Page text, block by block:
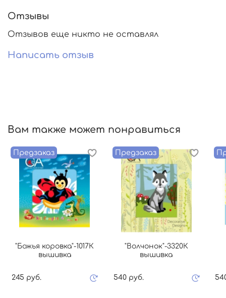
Отзывы
Отзывов еще никто не оставлял
Написать отзыв
Вам также может понравиться
Предзаказ
"Божья коровка"-1017К
вышивка
245 руб.
Предзаказ
"Волчонок"-3320К
вышивка
540 руб.